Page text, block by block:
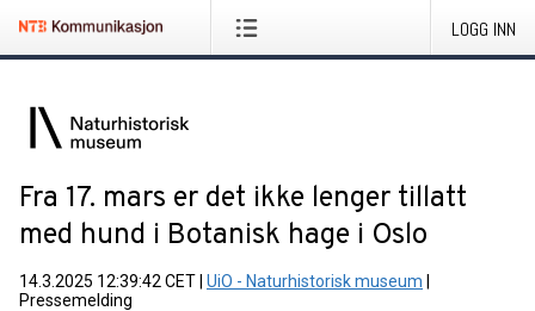
LOGG INN
Fra 17. mars er det ikke lenger tillatt
med hund i Botanisk hage i Oslo
14.3.2025 12:39:42 CET UiO - Naturhistorisk museum
Pressemelding